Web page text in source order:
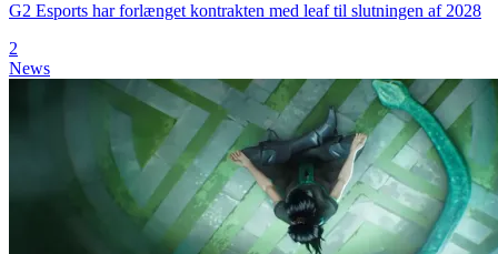
G2 Esports har forlænget kontrakten med leaf til slutningen af 2028
2
News